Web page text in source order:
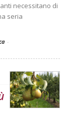
necessitano di
seria
-